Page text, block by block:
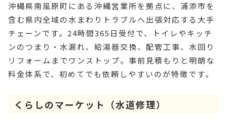
沖縄県南風原町にある沖縄営業所を拠点に、浦添市を
含む県内全域の水まわりトラブルへ出張対応する大手
チェーンです。24時間365日受付で、トイレやキッチ
ンのつまり・水漏れ、給湯器交換、配管工事、水回り
リフォームまでワンストップ。事前見積もりと明朗な
料金体系で、初めてでも依頼しやすいのが特徴です。
くらしのマーケット（水道修理）